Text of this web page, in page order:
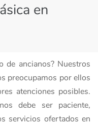
en
de ancianos? Nuestros
preocupamos por ellos
atenciones posibles.
debe ser paciente,
servicios ofertados en